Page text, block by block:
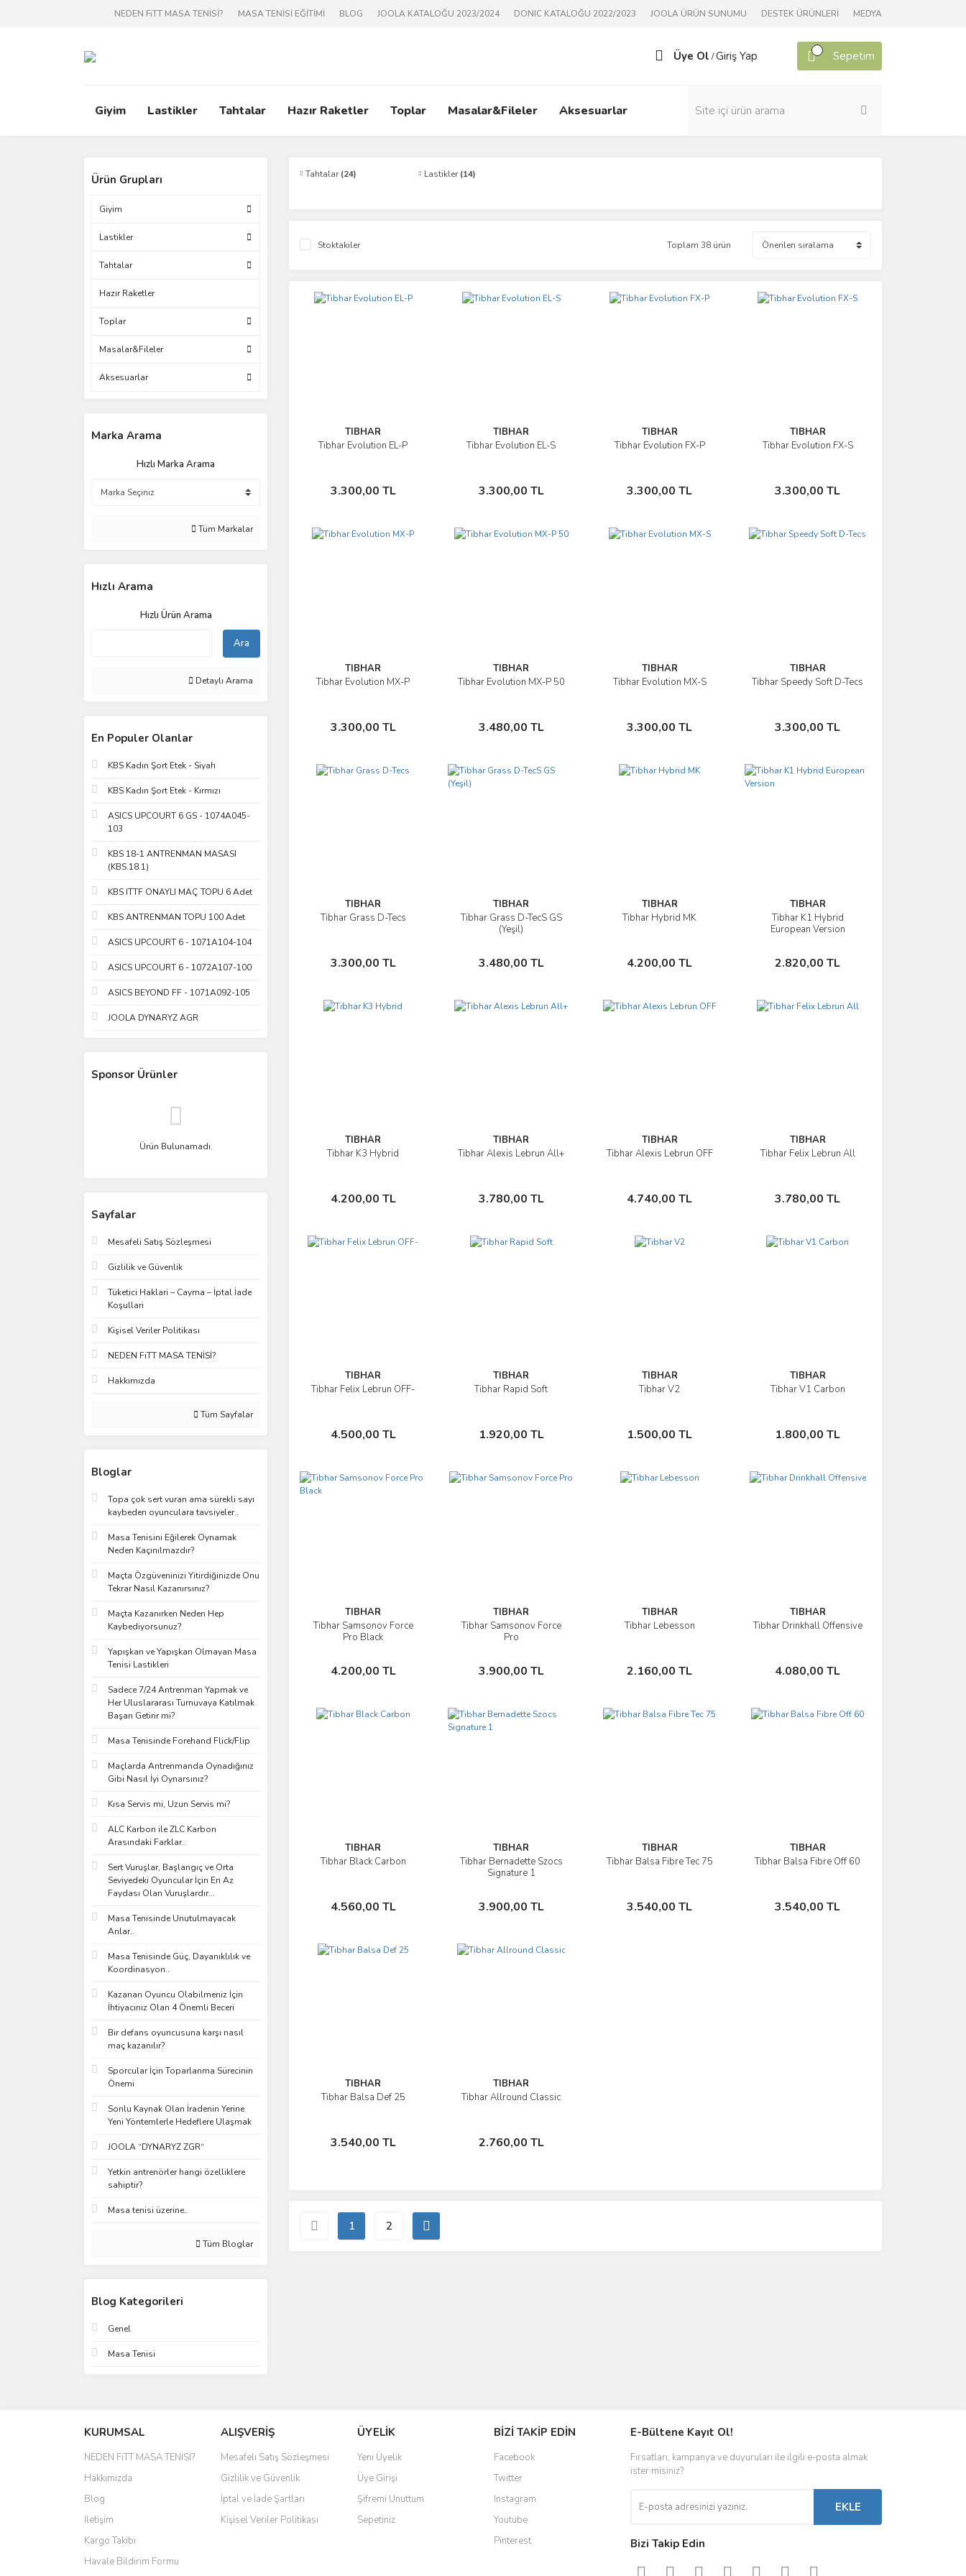
NEDEN FiTT MASA TENİSİ? MASA TENİSİ EĞİTİMİ BLOG JOOLA KATALOĞU 2023/2024 DONIC KATALOĞU 2022/2023 JOOLA ÜRÜN SUNUMU DESTEK ÜRÜNLERİ MEDYA
Üye Ol /Giriş Yap Sepetim
Giyim Lastikler Tahtalar Hazır Raketler Toplar Masalar&Fileler Aksesuarlar
Ürün Grupları
Giyim
Lastikler
Tahtalar
Hazır Raketler
Toplar
Masalar&Fileler
Aksesuarlar
Marka Arama
Hızlı Marka Arama
Tüm Markalar
Hızlı Arama
Hızlı Ürün Arama
Ara
Detaylı Arama
En Populer Olanlar
KBS Kadın Şort Etek - Siyah
KBS Kadın Şort Etek - Kırmızı
ASICS UPCOURT 6 GS - 1074A045-
103
KBS 18-1 ANTRENMAN MASASI
(KBS.18.1)
KBS ITTF ONAYLI MAÇ TOPU 6 Adet
KBS ANTRENMAN TOPU 100 Adet
ASICS UPCOURT 6 - 1071A104-104
ASICS UPCOURT 6 - 1072A107-100
ASICS BEYOND FF - 1071A092-105
JOOLA DYNARYZ AGR
Sponsor Ürünler
Ürün Bulunamadı.
Sayfalar
Mesafeli Satış Sözleşmesi
Gizlilik ve Güvenlik
Tüketici Haklari – Cayma – İptal İade
Koşullari
Kişisel Veriler Politikası
NEDEN FiTT MASA TENİSİ?
Hakkımızda
Tüm Sayfalar
Bloglar
Topa çok sert vuran ama sürekli sayı
kaybeden oyunculara tavsiyeler..
Masa Tenisini Eğilerek Oynamak
Neden Kaçınılmazdır?
Maçta Özgüveninizi Yitirdiğinizde Onu
Tekrar Nasıl Kazanırsınız?
Maçta Kazanırken Neden Hep
Kaybediyorsunuz?
Yapışkan ve Yapışkan Olmayan Masa
Tenisi Lastikleri
Sadece 7/24 Antrenman Yapmak ve
Her Uluslararası Turnuvaya Katılmak
Başarı Getirir mi?
Masa Tenisinde Forehand Flick/Flip
Maçlarda Antrenmanda Oynadığınız
Gibi Nasıl İyi Oynarsınız?
Kısa Servis mi, Uzun Servis mi?
ALC Karbon ile ZLC Karbon
Arasındaki Farklar..
Sert Vuruşlar, Başlangıç ve Orta
Seviyedeki Oyuncular İçin En Az
Faydası Olan Vuruşlardır…
Masa Tenisinde Unutulmayacak
Anlar..
Masa Tenisinde Güç, Dayanıklılık ve
Koordinasyon..
Kazanan Oyuncu Olabilmeniz İçin
İhtiyacınız Olan 4 Önemli Beceri
Bir defans oyuncusuna karşı nasıl
maç kazanılır?
Sporcular İçin Toparlanma Sürecinin
Önemi
Sonlu Kaynak Olan İradenin Yerine
Yeni Yöntemlerle Hedeflere Ulaşmak
JOOLA “DYNARYZ ZGR“
Yetkin antrenörler hangi özelliklere
sahiptir?
Masa tenisi üzerine..
Tüm Bloglar
Blog Kategorileri
Genel
Masa Tenisi
Tahtalar(24) Lastikler(14)
Stoktakiler Toplam 38 ürün
TIBHAR
Tibhar Evolution EL-P
3.300,00 TL
İncele
Sepete Ekle
TIBHAR
Tibhar Evolution EL-S
3.300,00 TL
İncele
Sepete Ekle
TIBHAR
Tibhar Evolution FX-P
3.300,00 TL
İncele
Sepete Ekle
TIBHAR
Tibhar Evolution FX-S
3.300,00 TL
İncele
Sepete Ekle
TIBHAR
Tibhar Evolution MX-P
3.300,00 TL
İncele
Sepete Ekle
TIBHAR
Tibhar Evolution MX-P 50
3.480,00 TL
İncele
Sepete Ekle
TIBHAR
Tibhar Evolution MX-S
3.300,00 TL
İncele
Sepete Ekle
TIBHAR
Tibhar Speedy Soft D-Tecs
3.300,00 TL
İncele
Sepete Ekle
TIBHAR
Tibhar Grass D-Tecs
3.300,00 TL
İncele
Sepete Ekle
TIBHAR
Tibhar Grass D-TecS GS
(Yeşil)
3.480,00 TL
İncele
Sepete Ekle
TIBHAR
Tibhar Hybrid MK
4.200,00 TL
İncele
Sepete Ekle
TIBHAR
Tibhar K1 Hybrid
European Version
2.820,00 TL
İncele
Sepete Ekle
TIBHAR
Tibhar K3 Hybrid
4.200,00 TL
İncele
Sepete Ekle
TIBHAR
Tibhar Alexis Lebrun All+
3.780,00 TL
İncele
Sepete Ekle
TIBHAR
Tibhar Alexis Lebrun OFF
4.740,00 TL
İncele
Sepete Ekle
TIBHAR
Tibhar Felix Lebrun All
3.780,00 TL
İncele
Sepete Ekle
TIBHAR
Tibhar Felix Lebrun OFF-
4.500,00 TL
İncele
Sepete Ekle
TIBHAR
Tibhar Rapid Soft
1.920,00 TL
İncele
Sepete Ekle
TIBHAR
Tibhar V2
1.500,00 TL
İncele
Sepete Ekle
TIBHAR
Tibhar V1 Carbon
1.800,00 TL
İncele
Sepete Ekle
TIBHAR
Tibhar Samsonov Force
Pro Black
4.200,00 TL
İncele
Sepete Ekle
TIBHAR
Tibhar Samsonov Force
Pro
3.900,00 TL
İncele
Sepete Ekle
TIBHAR
Tibhar Lebesson
2.160,00 TL
İncele
Sepete Ekle
TIBHAR
Tibhar Drinkhall Offensive
4.080,00 TL
İncele
Sepete Ekle
TIBHAR
Tibhar Black Carbon
4.560,00 TL
İncele
Sepete Ekle
TIBHAR
Tibhar Bernadette Szocs
Signature 1
3.900,00 TL
İncele
Sepete Ekle
TIBHAR
Tibhar Balsa Fibre Tec 75
3.540,00 TL
İncele
Sepete Ekle
TIBHAR
Tibhar Balsa Fibre Off 60
3.540,00 TL
İncele
Sepete Ekle
TIBHAR
Tibhar Balsa Def 25
3.540,00 TL
İncele
Sepete Ekle
TIBHAR
Tibhar Allround Classic
2.760,00 TL
İncele
Sepete Ekle
1 2
KURUMSAL
NEDEN FiTT MASA TENİSİ?
Hakkımızda
Blog
İletişim
Kargo Takibi
Havale Bildirim Formu
ALIŞVERİŞ
Mesafeli Satış Sözleşmesi
Gizlilik ve Güvenlik
İptal ve İade Şartları
Kişisel Veriler Politikası
ÜYELİK
Yeni Üyelik
Üye Girişi
Şifremi Unuttum
Sepetiniz
BİZİ TAKİP EDİN
Facebook
Twitter
Instagram
Youtube
Pinterest
E-Bültene Kayıt Ol!
Fırsatları, kampanya ve duyuruları ile ilgili e-posta almak
ister misiniz?
EKLE
Bizi Takip Edin